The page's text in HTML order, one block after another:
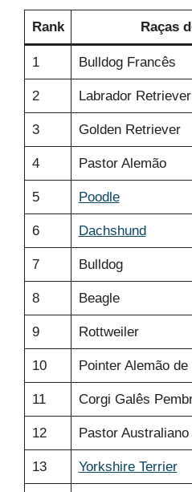
Rank Raças
1 Bulldog Francês
2 Labrador Retriever
3 Golden Retriever
4 Pastor Alemão
5 Poodle
6 Dachshund
7 Bulldog
8 Beagle
9 Rottweiler
10 Pointer Alemão
11 Corgi Galês
12 Pastor Australiano
13 Yorkshire Terrier